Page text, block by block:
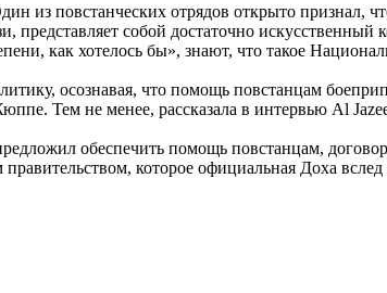
из повстанческих отрядов открыто
представляет собой достаточно
как хотелось бы», знают, что такое
осознавая, что помощь повстанцам
Тем не менее, рассказала в интервью Al
обеспечить помощь повстанцам,
которое официальная Доха